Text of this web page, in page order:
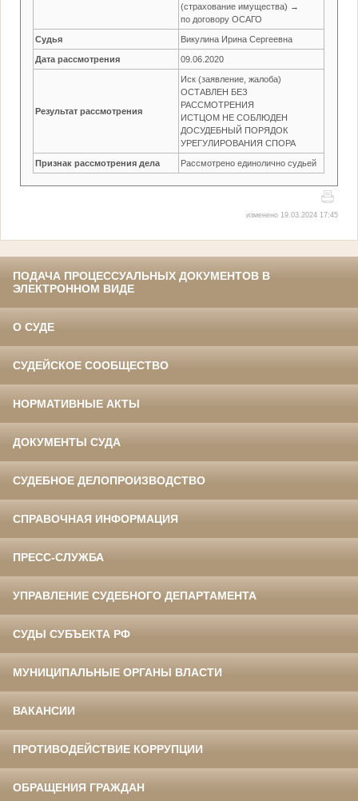
(страхование имущества) →
по договору ОСАГО
Судья Викулина Ирина Сергеевна
Дата рассмотрения 09.06.2020
Результат рассмотрения
Иск (заявление, жалоба)
ОСТАВЛЕН БЕЗ
РАССМОТРЕНИЯ
ИСТЦОМ НЕ СОБЛЮДЕН
ДОСУДЕБНЫЙ ПОРЯДОК
УРЕГУЛИРОВАНИЯ СПОРА
Признак рассмотрения дела Рассмотрено единолично судьей
изменено 19.03.2024 17:45
ПОДАЧА ПРОЦЕССУАЛЬНЫХ ДОКУМЕНТОВ В
ЭЛЕКТРОННОМ ВИДЕ
О СУДЕ
СУДЕЙСКОЕ СООБЩЕСТВО
НОРМАТИВНЫЕ АКТЫ
ДОКУМЕНТЫ СУДА
СУДЕБНОЕ ДЕЛОПРОИЗВОДСТВО
СПРАВОЧНАЯ ИНФОРМАЦИЯ
ПРЕСС-СЛУЖБА
УПРАВЛЕНИЕ СУДЕБНОГО ДЕПАРТАМЕНТА
СУДЫ СУБЪЕКТА РФ
МУНИЦИПАЛЬНЫЕ ОРГАНЫ ВЛАСТИ
ВАКАНСИИ
ПРОТИВОДЕЙСТВИЕ КОРРУПЦИИ
ОБРАЩЕНИЯ ГРАЖДАН